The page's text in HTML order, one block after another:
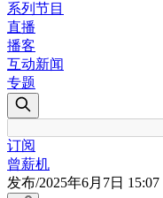
系列节目
直播
播客
互动新闻
专题
订阅
曾薪机
发布/2025年6月7日 15:07